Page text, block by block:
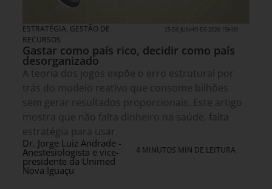
ESTRATÉGIA, GESTÃO DE
RECURSOS
25 DE JUNHO DE 2026 15H00
Gastar como país rico, decidir como país
desorganizado
A teoria dos jogos expõe o erro estrutural por
trás do modelo reativo que consome bilhões
sem gerar resultados proporcionais. Este artigo
mostra que não falta dinheiro na saúde, falta
estratégia para usar.
Dr. Jorge Luiz Andrade -
Anestesiologista e vice-
presidente da Unimed
Nova Iguaçu
4 MINUTOS MIN DE LEITURA